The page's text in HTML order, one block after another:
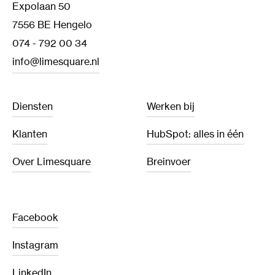
Expolaan 50
7556 BE Hengelo
074 - 792 00 34
info@limesquare.nl
Diensten
Klanten
Over Limesquare
Werken bij
HubSpot: alles in één
Breinvoer
Facebook
Instagram
LinkedIn